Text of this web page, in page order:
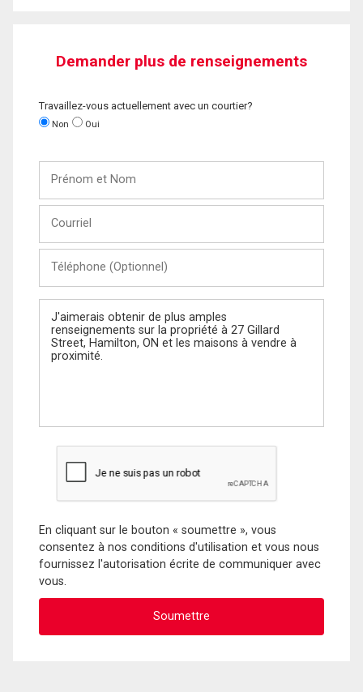
Demander plus de renseignements
Travaillez-vous actuellement avec un courtier?
Non Oui
Nom
(Optionnel)
Message
En cliquant sur le bouton « soumettre », vous
consentez à nos conditions d'utilisation et vous nous
fournissez l'autorisation écrite de communiquer avec
vous.